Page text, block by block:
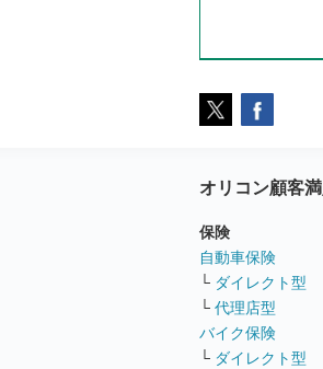
オリコン顧客
保険
自動車保険
└ ダイレクト型
└ 代理店型
バイク保険
└ ダイレクト型